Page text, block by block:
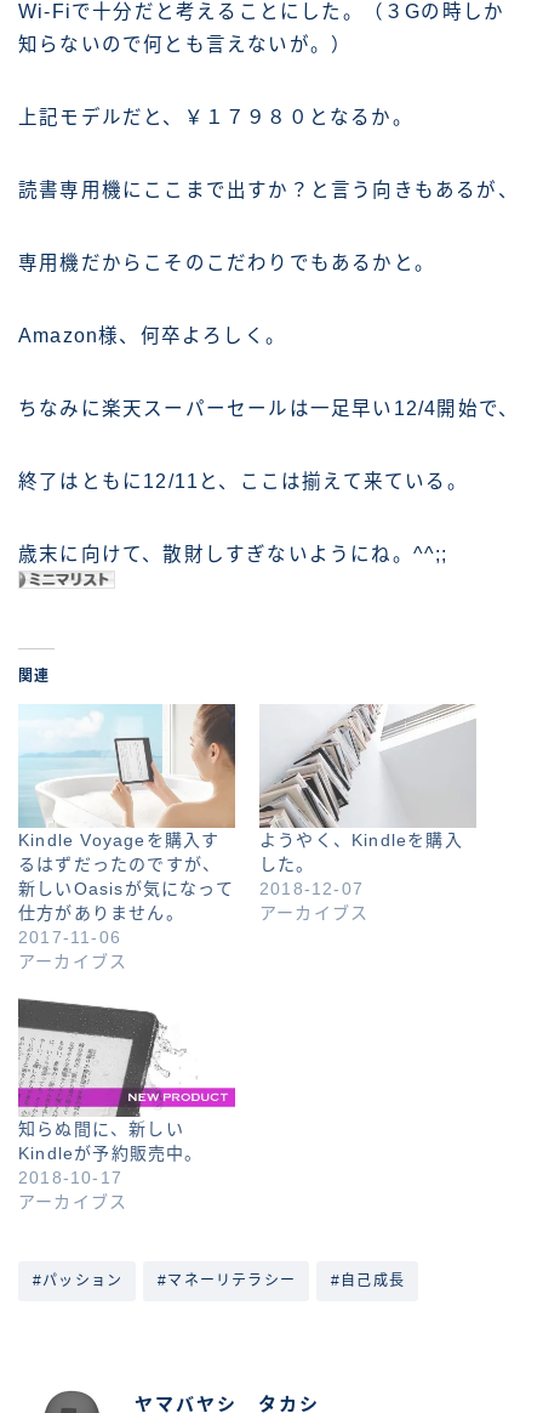
Wi-Fiで十分だと考えることにした。（３Gの時しか
知らないので何とも言えないが。）
上記モデルだと、￥１７９８０となるか。
読書専用機にここまで出すか？と言う向きもあるが、
専用機だからこそのこだわりでもあるかと。
Amazon様、何卒よろしく。
ちなみに楽天スーパーセールは一足早い12/4開始で、
終了はともに12/11と、ここは揃えて来ている。
歳末に向けて、散財しすぎないようにね。^^;;
関連
Kindle Voyageを購入す
るはずだったのですが、
新しいOasisが気になって
仕方がありません。
2017-11-06
アーカイブス
ようやく、Kindleを購入
した。
2018-12-07
アーカイブス
知らぬ間に、新しい
Kindleが予約販売中。
2018-10-17
アーカイブス
#パッション #マネーリテラシー #自己成長
ヤマバヤシ タカシ